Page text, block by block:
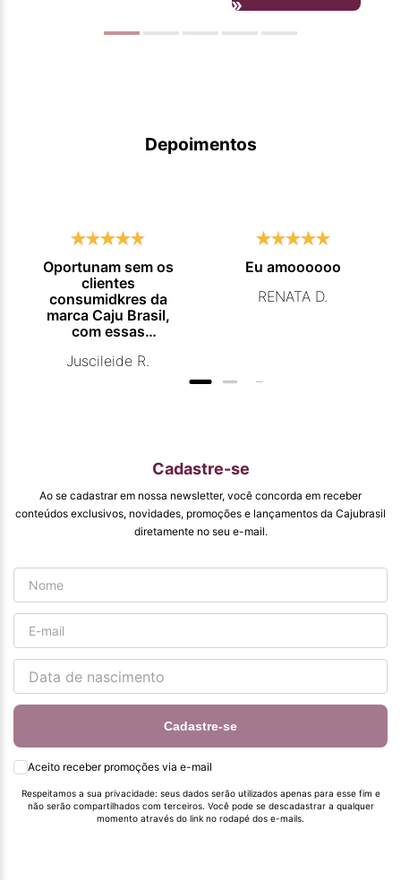
Depoimentos
Oportunam sem os
clientes
consumidkres da
marca Caju Brasil,
com essas
promocionais de
qualidade que vcs
entregam. Parabéns
#
pormaiscampanhaspromorcionais.
Juscileide R.
Eu amoooooo
RENATA D.
Cadastre-se
Ao se cadastrar em nossa newsletter, você concorda em receber
conteúdos exclusivos, novidades, promoções e lançamentos da Cajubrasil
diretamente no seu e-mail.
Cadastre-se
Aceito receber promoções via e-mail
Respeitamos a sua privacidade: seus dados serão utilizados apenas para esse fim e
não serão compartilhados com terceiros. Você pode se descadastrar a qualquer
momento através do link no rodapé dos e-mails.